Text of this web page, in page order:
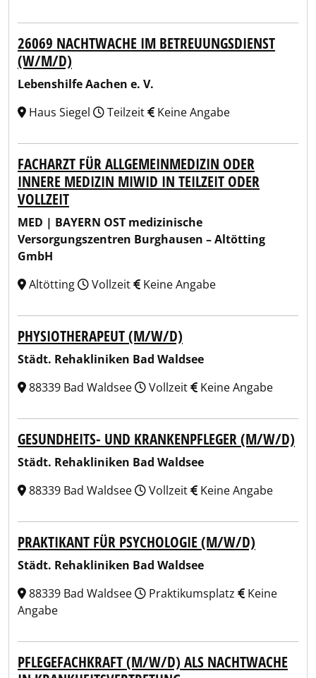
26069 NACHTWACHE IM BETREUUNGSDIENST
(W/M/D)
Lebenshilfe Aachen e. V.
Haus Siegel
Teilzeit Keine Angabe
FACHARZT FÜR ALLGEMEINMEDIZIN ODER
INNERE MEDIZIN MIWID IN TEILZEIT ODER
VOLLZEIT
MED | BAYERN OST medizinische
Versorgungszentren Burghausen – Altötting
GmbH
Altötting
Vollzeit Keine Angabe
PHYSIOTHERAPEUT (M/W/D)
Städt. Rehakliniken Bad Waldsee
88339 Bad Waldsee
Vollzeit Keine Angabe
GESUNDHEITS- UND KRANKENPFLEGER (M/W/D)
Städt. Rehakliniken Bad Waldsee
88339 Bad Waldsee
Vollzeit Keine Angabe
PRAKTIKANT FÜR PSYCHOLOGIE (M/W/D)
Städt. Rehakliniken Bad Waldsee
88339 Bad Waldsee
Praktikumsplatz
Keine
Angabe
PFLEGEFACHKRAFT (M/W/D) ALS NACHTWACHE